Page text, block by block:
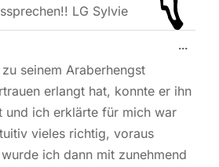
LG Sylvie
seinem Araberhengst
erlangt hat, konnte er ihn
und ich erklärte für mich war
vieles richtig, voraus
ich dann mit zunehmend
...